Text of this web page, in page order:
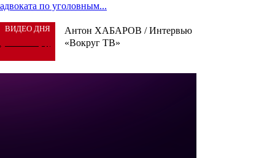
адвоката по уголовным...
ВИДЕО ДНЯ
Антон ХАБАРОВ / Интервью
«Вокруг ТВ»